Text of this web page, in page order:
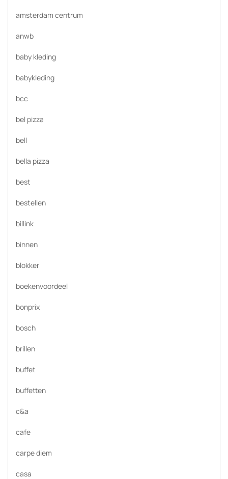
amsterdam centrum
anwb
baby kleding
babykleding
bcc
bel pizza
bell
bella pizza
best
bestellen
billink
binnen
blokker
boekenvoordeel
bonprix
bosch
brillen
buffet
buffetten
c&a
cafe
carpe diem
casa